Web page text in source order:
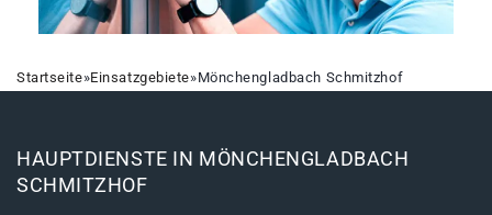
Startseite»Einsatzgebiete»Mönchengladbach Schmitzhof
HAUPTDIENSTE IN MÖNCHENGLADBACH
SCHMITZHOF